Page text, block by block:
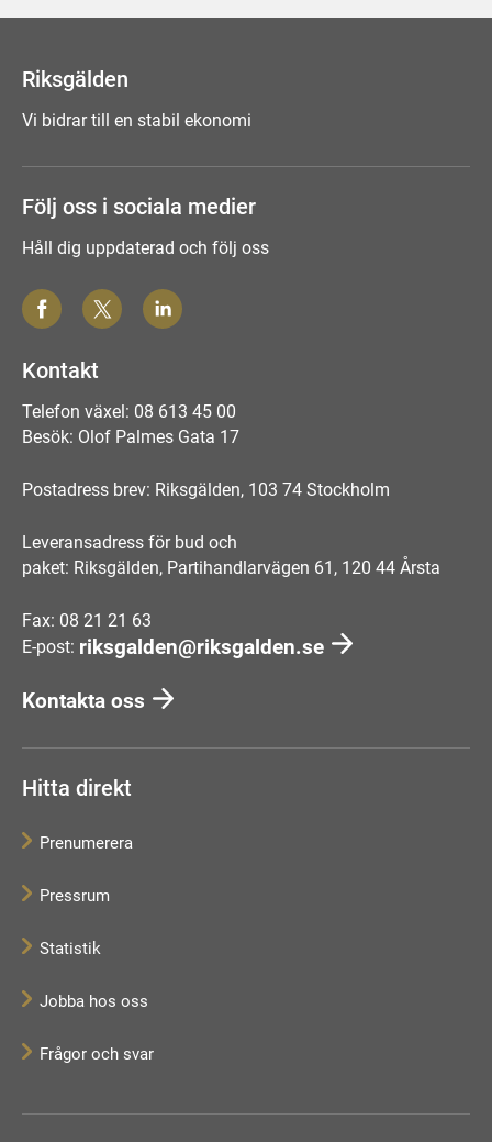
Riksgälden
Vi bidrar till en stabil ekonomi
Följ oss i sociala medier
Håll dig uppdaterad och följ oss
Kontakt
Telefon växel: 08 613 45 00
Besök: Olof Palmes Gata 17
Postadress brev: Riksgälden, 103 74 Stockholm
Leveransadress för bud och
paket: Riksgälden, Partihandlarvägen 61, 120 44 Årsta
Fax: 08 21 21 63
E-post: riksgalden@riksgalden.se
Kontakta oss
Hitta direkt
Prenumerera
Pressrum
Statistik
Jobba hos oss
Frågor och svar